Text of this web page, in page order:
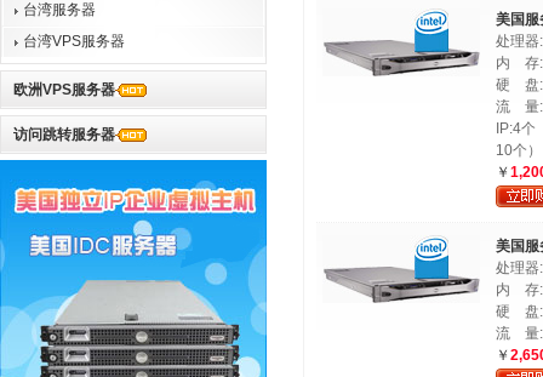
台湾服务器
台湾VPS服务器
欧洲VPS服务器
访问跳转服务器
美国
处理器
内 存
硬 盘
流 量
IP:4
10个）
￥
美国
处理器
内 存
硬 盘
流 量
￥